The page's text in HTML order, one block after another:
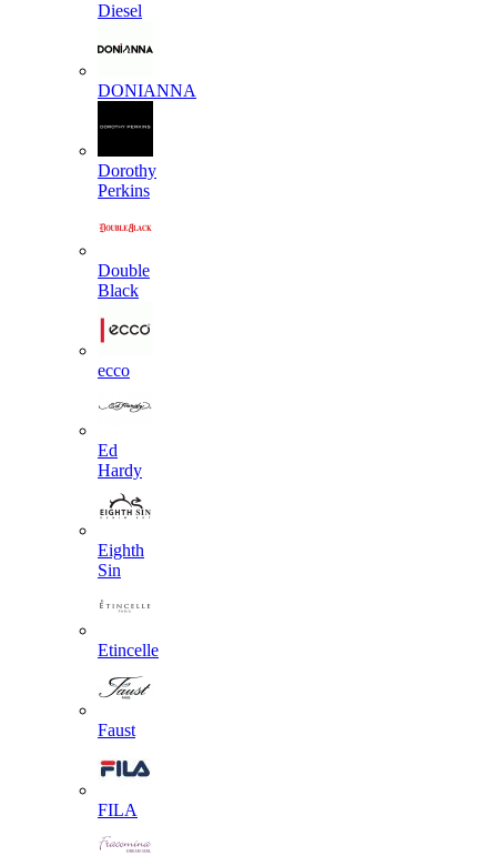
Diesel
DONIANNA
Dorothy
Perkins
Double
Black
ecco
Ed
Hardy
Eighth
Sin
Etincelle
Faust
FILA